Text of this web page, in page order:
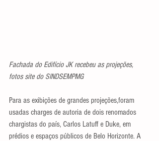
Fachada do Edifício JK recebeu as projeções,
fotos site do SINDSEMPMG
Para as exibições de grandes projeções,foram
usadas charges de autoria de dois renomados
chargistas do país, Carlos Latuff e Duke, em
prédios e espaços públicos de Belo Horizonte. A